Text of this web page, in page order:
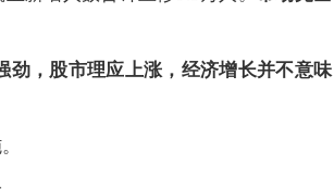
劲，股市理应上涨，经济增长并不意味